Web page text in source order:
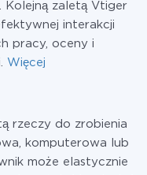
Kolejną zaletą Vtiger
interakcji
pracy, oceny i
Więcej
rzeczy do zrobienia
komputerowa lub
może elastycznie